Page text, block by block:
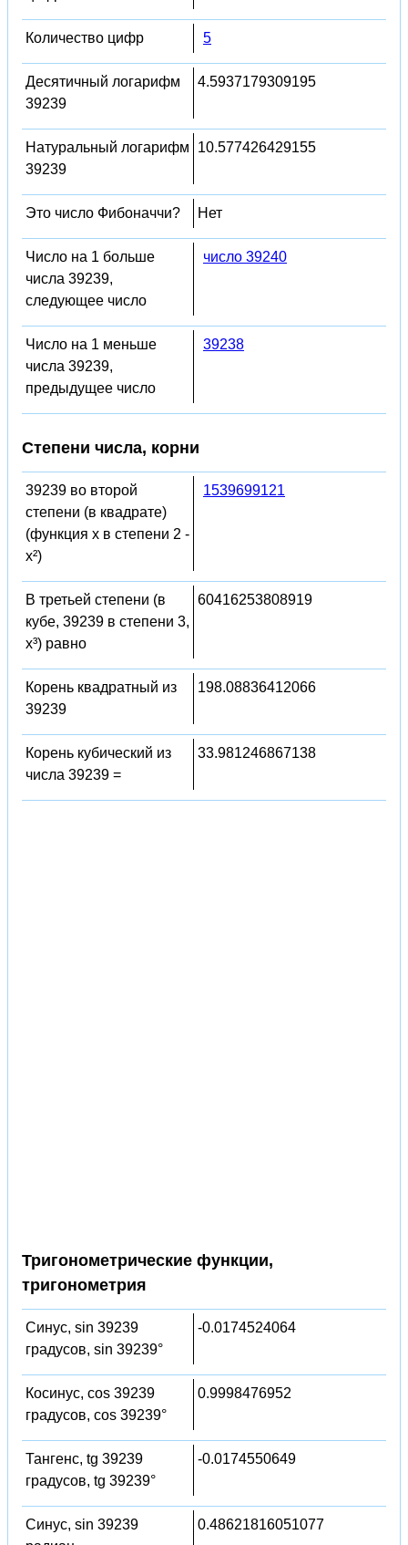
Количество цифр 5
Десятичный логарифм
39239
4.5937179309195
Натуральный логарифм
39239
10.577426429155
Это число Фибоначчи? Нет
Число на 1 больше
числа 39239,
следующее число
число 39240
Число на 1 меньше
числа 39239,
предыдущее число
39238
Степени числа, корни
39239 во второй
степени (в квадрате)
(функция x в степени 2 -
x²)
1539699121
В третьей степени (в
кубе, 39239 в степени 3,
x³) равно
60416253808919
Корень квадратный из
39239
198.08836412066
Корень кубический из
числа 39239 =
33.981246867138
Тригонометрические функции,
тригонометрия
Синус, sin 39239
градусов, sin 39239°
-0.0174524064
Косинус, cos 39239
градусов, cos 39239°
0.9998476952
Тангенс, tg 39239
градусов, tg 39239°
-0.0174550649
Синус, sin 39239
0.48621816051077